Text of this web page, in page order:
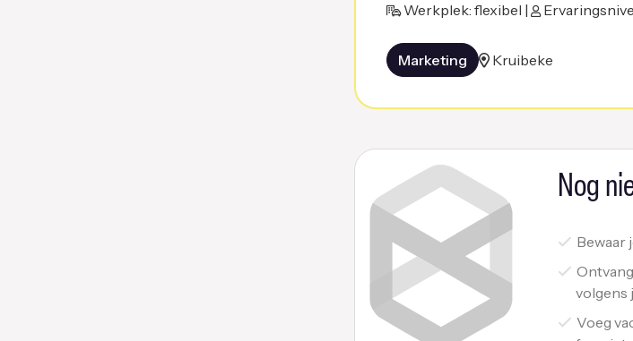
Werkplek: flexibel |
Marketing Kruibeke
Nog
Bewaar
volgens
Voeg